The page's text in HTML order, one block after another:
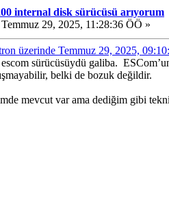
internal disk sürücüsü arıyorum
Temmuz 29, 2025, 11:28:36 ÖÖ »
üzerinde Temmuz 29, 2025,
escom sürücüsüydü galiba.
belki de bozuk değildir.
mevcut var ama dediğim gibi